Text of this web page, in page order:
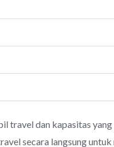
travel dan kapasitas
secara langsung